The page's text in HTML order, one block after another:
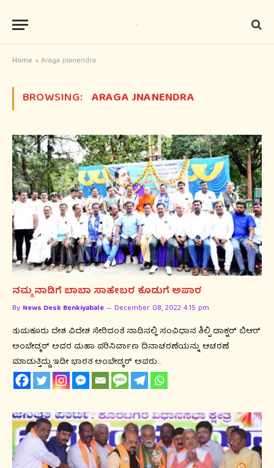
Home »Araga jnanendra
BROWSING: ARAGA JNANENDRA
ನಮ್ಮ ನಾಡಿಗೆ ಬಾಬಾ ಸಾಹೇಬರ ಕೊಡುಗೆ ಅಪಾರ
By News Desk Benkiyabale December 08, 2022 4:15 pm
ತುಮಕೂರು ದೇಶ ವಿದೇಶ ಸೇರಿದಂತೆ ನಾಡಿನಲ್ಲಿ ಸಂವಿಧಾನ ಶಿಲ್ಪಿ ಡಾಕ್ಟರ್ ಬಿಆರ್
ಅಂಬೇಡ್ಕರ್ ಅವರ ಮಹಾ ಪರಿನಿರ್ವಾಣ ದಿನಾಚರಣೆಯನ್ನು ಆಚರಣೆ
ಮಾಡುತ್ತಿದ್ದು ಇಡೀ ಭಾರತ ಅಂಬೇಡ್ಕರ್ ಅವರು…